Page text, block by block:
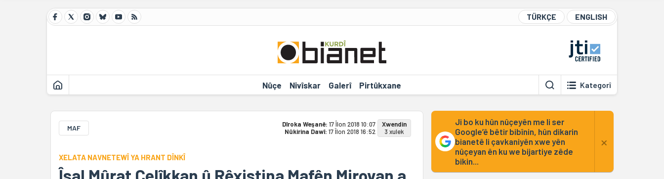
TÜRKÇE ENGLISH
Nûçe Nivîskar Galerî Pirtûkxane Kategorî
MAF Dîroka Weşanê: 17 Îlon 2018 10:07
Nûkirina Dawî: 17 Îlon 2018 16:52
Xwendin
3 xulek
XELATA NAVNETEWÎ YA HRANT DÎNKÎ
Ji bo ku hûn nûçeyên me li ser
Google’ê bêtir bibînin, hûn dikarin
bianetê li çavkaniyên xwe yên
nûçeyan ên ku we bijartiye zêde
bikin...
×